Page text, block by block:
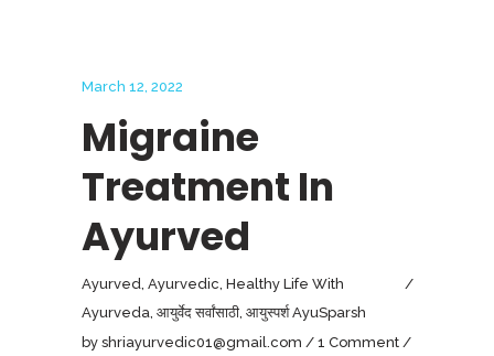
March 12, 2022
Migraine
Treatment In
Ayurved
Ayurved, Ayurvedic, Healthy Life With
Ayurveda, आयुर्वेद सर्वांसाठी, आयुस्पर्श AyuSparsh
by shriayurvedic01@gmail.com
1 Comment